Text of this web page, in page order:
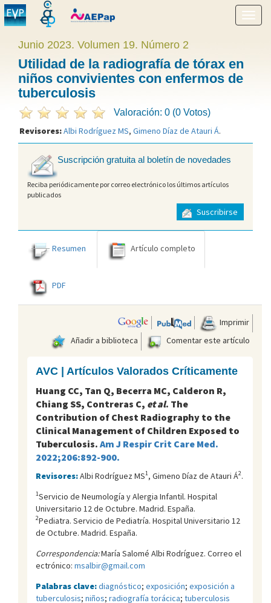
menú
Junio 2023. Volumen 19. Número 2
Utilidad de la radiografía de tórax en
niños convivientes con enfermos de
tuberculosis
Valoración: 0 (0 Votos)
Revisores:Albi Rodríguez MS, Gimeno Díaz de Atauri Á.
Suscripción gratuita al boletín de novedades
Reciba periódicamente por correo electrónico los últimos artículos
publicados
Suscribirse
Resumen Artículo completo
PDF
Imprimir
Añadir a biblioteca
Comentar este artículo
AVC | Artículos Valorados Críticamente
Huang CC, Tan Q, Becerra MC, Calderon R,
Chiang SS, Contreras C, et al. The
Contribution of Chest Radiography to the
Clinical Management of Children Exposed to
Tuberculosis. Am J Respir Crit Care Med.
2022;206:892-900.
Revisores:Albi Rodríguez MS1, Gimeno Díaz de Atauri Á2.
1Servicio de Neumología y Alergia Infantil. Hospital
Universitario 12 de Octubre. Madrid. España.
2Pediatra. Servicio de Pediatría. Hospital Universitario 12
de Octubre. Madrid. España.
Correspondencia:María Salomé Albi Rodríguez. Correo el
ectrónico: msalbir@gmail.com
Palabras clave:diagnóstico; exposición; exposición a
tuberculosis; niños; radiografía torácica; tuberculosis